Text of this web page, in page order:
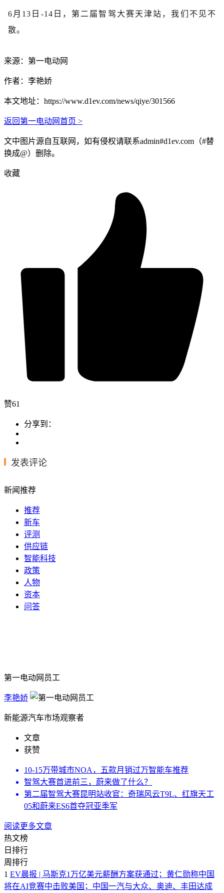
6月13日-14日， 第二届智驾大赛天津站，我们不见不
散。
来源：第一电动网
作者：李艳娇
本文地址： https://www.d1ev.com/news/qiye/301566
返回第一电动网首页 >
文中图片源自互联网，如有侵权请联系admin#d1ev.com（#替
换成@）删除。
收藏
赞61
分享到：
发表评论
新闻推荐
推荐
新车
评测
供应链
智能科技
政策
人物
资本
问答
第一电动网员工
李艳娇
新能源汽车市场观察者
文章
获赞
10-15万带城市NOA，五款月销过万智能车推荐
智驾大赛首进前三，蔚来做了什么？
第二届智驾大赛昆明站收官：奇瑞风云T9L、红旗天工
05和蔚来ES6首夺冠亚季军
阅读更多文章
热文榜
日排行
周排行
1 EV晨报 | 马斯克1万亿美元薪酬方案获通过；黄仁勋称中国
将在AI竞赛中击败美国；中国一汽与大众、奥迪、丰田达成